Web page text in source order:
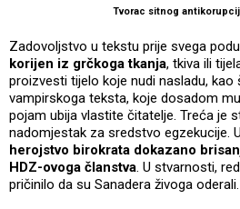
Tvorac sitnog
Zadovoljstvo u tekstu prije svega
korijen iz grčkoga tkanja, tkiva ili
proizvesti tijelo koje nudi nasladu,
vampirskoga teksta, koje dosadom
pojam ubija vlastite čitatelje. Treća je
nadomjestak za sredstvo egzekucije.
herojstvo birokrata dokazano
HDZ-ovoga članstva. U stvarnosti,
pričinilo da su Sanadera živoga oderali.